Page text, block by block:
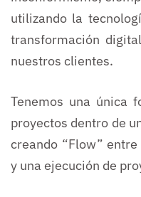
utilizando la
transformación
nuestros clientes.
Tenemos una única
proyectos dentro de
creando “Flow”
y una ejecución de